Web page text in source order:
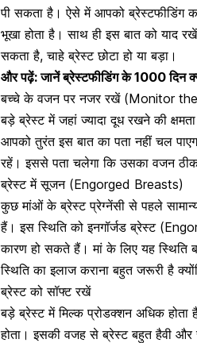
पी सकता है।ऐसे में आपको ब्रेस्टफीडिंग
भूखा होता है। साथ ही इस बात को याद
सकता है, चाहे ब्रेस्ट छोटा हो या बड़ा।
और पढ़ें:जानें ब्रेस्टफीडिंग के 1000 दिन
बच्चे के वजन पर नजर रखें (Monitor
बड़े ब्रेस्ट में जहां ज्यादा दूध रखने की
आपको तुरंत इस बात का पता नहीं चल
रहें। इससे पता चलेगा कि उसका वजन ठीक
ब्रेस्ट में सूजन (Engorged Breasts)
कुछ मांओं के ब्रेस्ट प्रेग्नेंसी से पहले
हैं। इस स्थिति को इनगॉर्जड ब्रेस्ट
कारण हो सकते हैं। मां के लिए यह स्थिति
स्थिति का इलाज कराना बहुत जरूरी है
ब्रेस्ट को सॉफ्ट रखें
बड़े ब्रेस्ट में मिल्क प्रोडक्शन अधिक
होता। इसकी वजह से ब्रेस्ट बहुत हैवी